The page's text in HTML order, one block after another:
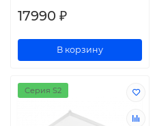
17990 ₽
В корзину
Серия S2